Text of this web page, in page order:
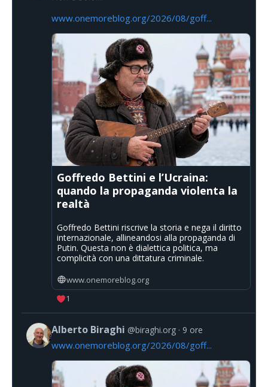
www.onemoreblog.org/2026/08/goff...
Goffredo Bettini e l’Ucraina:
quando la propaganda violenta la
realtà
Goffredo Bettini riscrive la storia e nega il diritto
internazionale, allineandosi alla propaganda di
Putin. Questa non è dialettica politica, ma
complicità con una dittatura criminale.
www.onemoreblog.org
1
Alberto Biraghi @biraghi.org 9 ore
www.onemoreblog.org/2026/08/goff...